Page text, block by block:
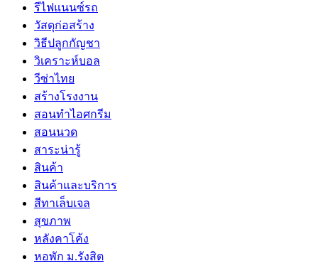
รีไฟแนนซ์รถ
วัสดุก่อสร้าง
วิธีปลูกกัญชา
วิเคราะห์บอล
วีซ่าไทย
สร้างโรงงาน
สอนทำไอศกรีม
สอนนวด
สาระน่ารู้
สินค้า
สินค้าและบริการ
สีทาเล็บเจล
สุขภาพ
หลังคาโค้ง
หอพัก ม.รังสิต